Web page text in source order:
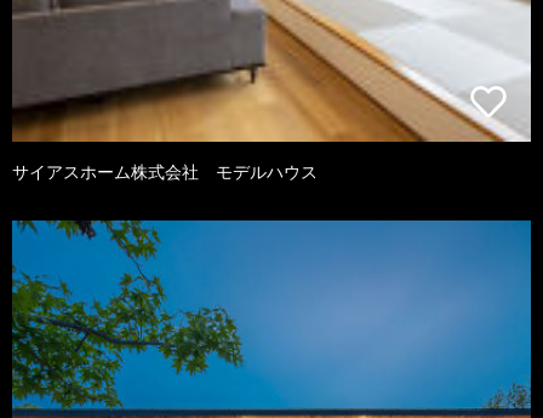
サイアスホーム株式会社 モデルハウス